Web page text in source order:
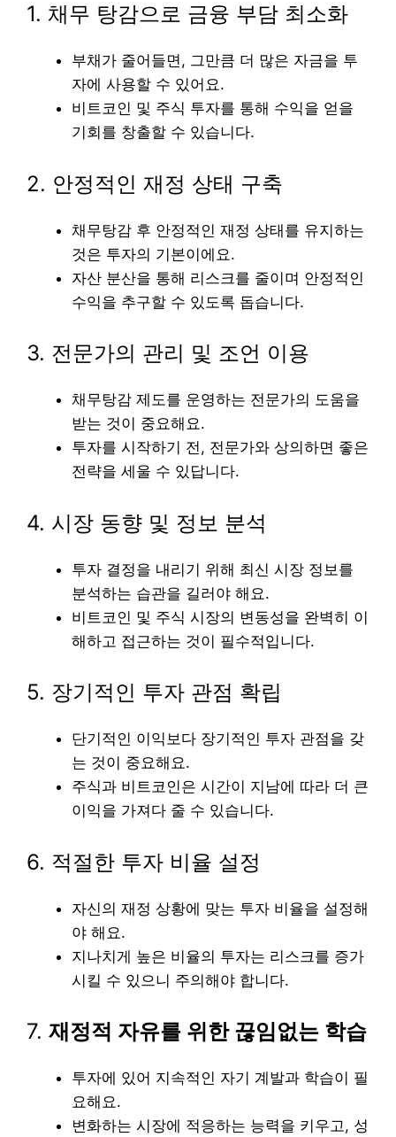
1. 채무 탕감으로 금융 부담 최소화
부채가 줄어들면, 그만큼 더 많은 자금을 투
자에 사용할 수 있어요.
비트코인 및 주식 투자를 통해 수익을 얻을
기회를 창출할 수 있습니다.
2. 안정적인 재정 상태 구축
채무탕감 후 안정적인 재정 상태를 유지하는
것은 투자의 기본이에요.
자산 분산을 통해 리스크를 줄이며 안정적인
수익을 추구할 수 있도록 돕습니다.
3. 전문가의 관리 및 조언 이용
채무탕감 제도를 운영하는 전문가의 도움을
받는 것이 중요해요.
투자를 시작하기 전, 전문가와 상의하면 좋은
전략을 세울 수 있답니다.
4. 시장 동향 및 정보 분석
투자 결정을 내리기 위해 최신 시장 정보를
분석하는 습관을 길러야 해요.
비트코인 및 주식 시장의 변동성을 완벽히 이
해하고 접근하는 것이 필수적입니다.
5. 장기적인 투자 관점 확립
단기적인 이익보다 장기적인 투자 관점을 갖
는 것이 중요해요.
주식과 비트코인은 시간이 지남에 따라 더 큰
이익을 가져다 줄 수 있습니다.
6. 적절한 투자 비율 설정
자신의 재정 상황에 맞는 투자 비율을 설정해
야 해요.
지나치게 높은 비율의 투자는 리스크를 증가
시킬 수 있으니 주의해야 합니다.
7. 재정적 자유를 위한 끊임없는 학습
투자에 있어 지속적인 자기 계발과 학습이 필
요해요.
변화하는 시장에 적응하는 능력을 키우고, 성